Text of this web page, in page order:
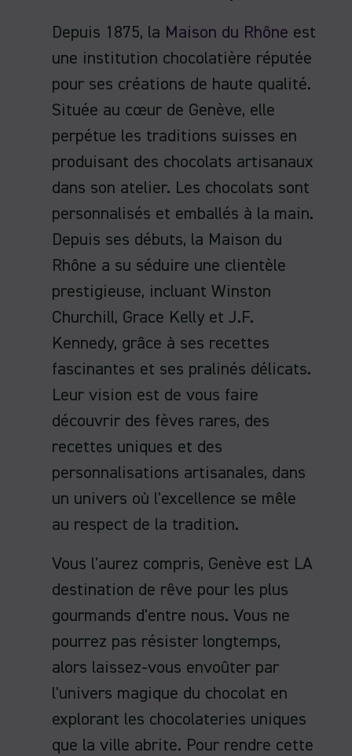
Depuis 1875, la Maison du Rhône est
une institution chocolatière réputée
pour ses créations de haute qualité.
Située au cœur de Genève, elle
perpétue les traditions suisses en
produisant des chocolats artisanaux
dans son atelier. Les chocolats sont
personnalisés et emballés à la main.
Depuis ses débuts, la Maison du
Rhône a su séduire une clientèle
prestigieuse, incluant Winston
Churchill, Grace Kelly et J.F.
Kennedy, grâce à ses recettes
fascinantes et ses pralinés délicats.
Leur vision est de vous faire
découvrir des fèves rares, des
recettes uniques et des
personnalisations artisanales, dans
un univers où l'excellence se mêle
au respect de la tradition.
Vous l'aurez compris, Genève est LA
destination de rêve pour les plus
gourmands d'entre nous. Vous ne
pourrez pas résister longtemps,
alors laissez-vous envoûter par
l'univers magique du chocolat en
explorant les chocolateries uniques
que la ville abrite. Pour rendre cette